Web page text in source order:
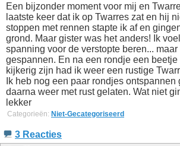
Een bijzonder moment voor mij en
laatste keer dat ik op Twarres zat en hij
stoppen met rennen stapte ik af en
grond. Maar gister was het anders! Ik
spanning voor de verstopte beren...
gespannen. En na een rondje een
kijkerig zijn had ik weer een rustige
Ik heb nog een paar rondjes ontspannen
daarna weer met rust gelaten. Wat niet
lekker
Categorieën: Niet-Gecategoriseerd
3 Reacties